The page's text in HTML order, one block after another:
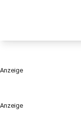
Anzeige
Anzeige